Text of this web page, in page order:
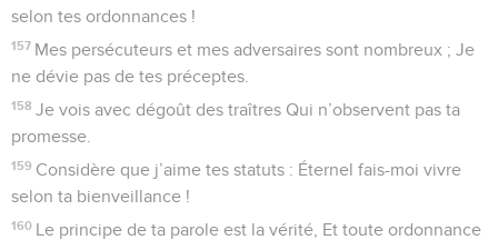
selon tes ordonnances !
157 Mes persécuteurs et mes adversaires sont nombreux ; Je
ne dévie pas de tes préceptes.
158 Je vois avec dégoût des traîtres Qui n’observent pas ta
promesse.
159 Considère que j’aime tes statuts : Éternel fais-moi vivre
selon ta bienveillance !
160 Le principe de ta parole est la vérité, Et toute ordonnance